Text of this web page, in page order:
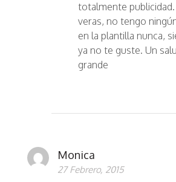
totalmente
veras, no tengo
en la plantilla nunca,
ya no te guste. Un
grande
Monica
27 Febrero, 2015